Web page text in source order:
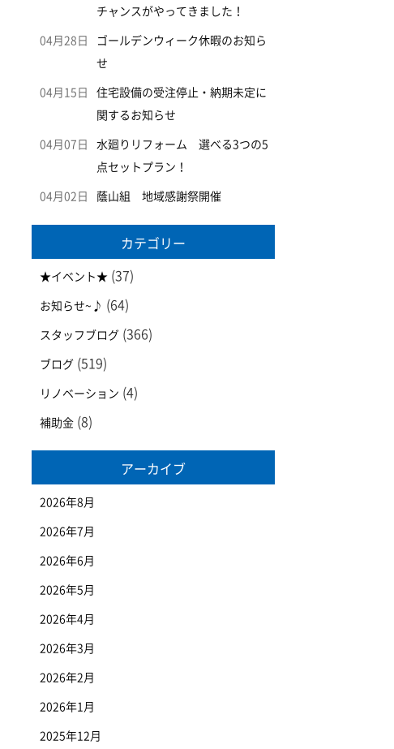
チャンスがやってきました！
04月28日
ゴールデンウィーク休暇のお知ら
せ
04月15日
住宅設備の受注停止・納期未定に
関するお知らせ
04月07日
水廻りリフォーム 選べる3つの5
点セットプラン！
04月02日 蔭山組 地域感謝祭開催
カテゴリー
★イベント★ (37)
お知らせ~♪ (64)
スタッフブログ (366)
ブログ (519)
リノベーション (4)
補助金 (8)
アーカイブ
2026年8月
2026年7月
2026年6月
2026年5月
2026年4月
2026年3月
2026年2月
2026年1月
2025年12月